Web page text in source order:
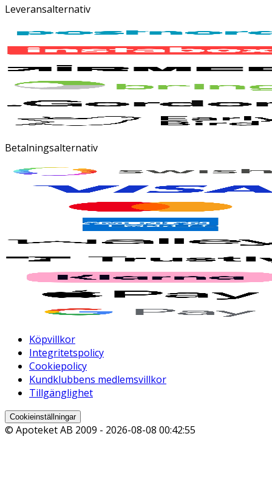
Leveransalternativ
Betalningsalternativ
Köpvillkor
Integritetspolicy
Cookiepolicy
Kundklubbens medlemsvillkor
Tillgänglighet
Cookieinställningar
© Apoteket AB 2009 - 2026-08-08 00:42:55